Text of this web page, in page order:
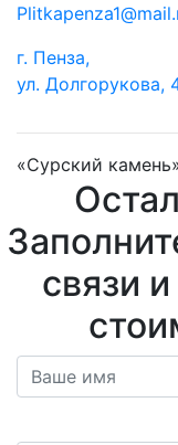
г. Пенза,
ул. Долгорукова,
«Сурский
связи